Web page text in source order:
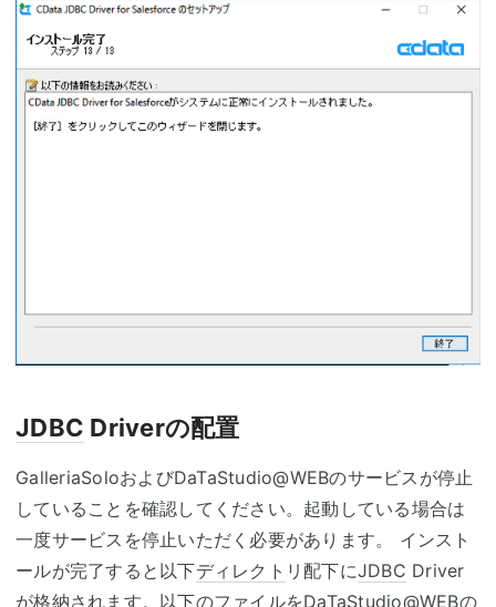
JDBC Driverの配置
GalleriaSoloおよびDaTaStudio@WEBのサービスが停止
していることを確認してください。起動している場合は
一度サービスを停止いただく必要があります。 インスト
ールが完了すると以下ディレクト リ配下にJDBC Driver
が格納されます。以下のファイルをDaTaStudio@WEBの